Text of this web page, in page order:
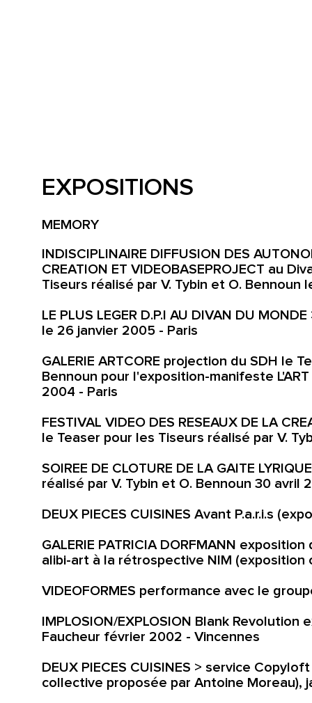
EXPOSITIONS
MEMORY
INDISCIPLINAIRE DIFFUSION DES
CREATION ET VIDEOBASEPROJECT au
Tiseurs réalisé par V. Tybin et O. Bennoun
LE PLUS LEGER D.P.I AU DIVAN DU
le 26 janvier 2005 - Paris
GALERIE ARTCORE projection du SDH le
Bennoun pour l'exposition-manifeste
2004 - Paris
FESTIVAL VIDEO DES RESEAUX DE LA
le Teaser pour les Tiseurs réalisé par V.
SOIREE DE CLOTURE DE LA GAITE
réalisé par V. Tybin et O. Bennoun 30 avril
DEUX PIECES CUISINES Avant P.a.r.i.s
GALERIE PATRICIA DORFMANN
alibi-art à la rétrospective NIM (exposition
VIDEOFORMES performance avec le
IMPLOSION/EXPLOSION Blank
Faucheur février 2002 - Vincennes
DEUX PIECES CUISINES > service
collective proposée par Antoine Moreau),